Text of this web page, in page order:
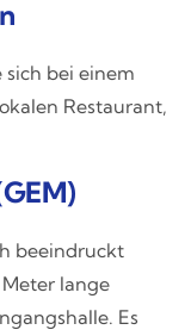
bei einem
Restaurant,
beeindruckt
lange
Es